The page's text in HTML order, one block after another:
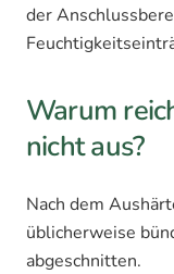
der
Warum
nicht aus?
Nach dem
üblicherweise
abgeschnitten.